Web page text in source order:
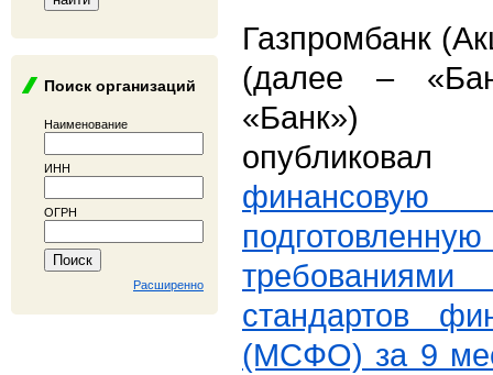
Поиск организаций
Наименование
ИНН
ОГРН
Расширенно
Газпромбанк
(далее –
«Банк»)
стандартов
(МСФО) за 9